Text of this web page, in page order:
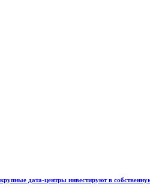
дата-центры инвестируют в